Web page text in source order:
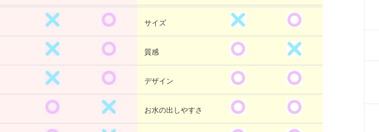
サイズ
質感
デザイン
お水の出しやすさ